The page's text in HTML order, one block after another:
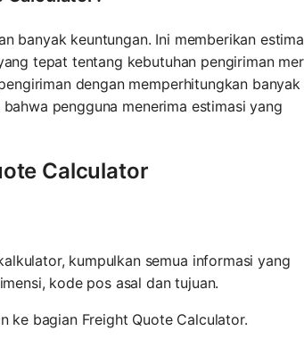
banyak keuntungan. Ini memberikan
tepat tentang kebutuhan pengiriman
dengan memperhitungkan
pengguna menerima estimasi yang
Calculator
kumpulkan semua informasi yang
kode pos asal dan tujuan.
ke bagian Freight Quote Calculator.